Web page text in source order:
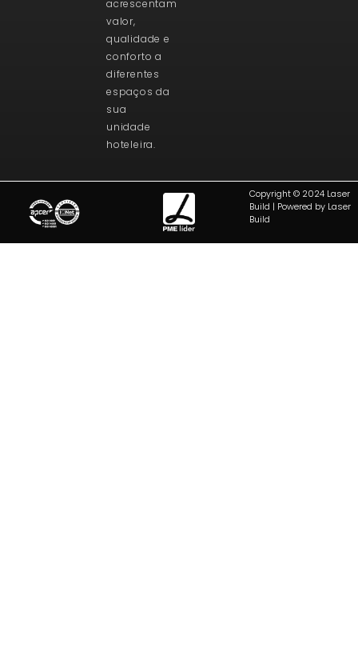
acrescentam
valor,
qualidade e
conforto a
diferentes
espaços da
sua
unidade
hoteleira.
Copyright © 2024 Laser
Build | Powered by Laser
Build